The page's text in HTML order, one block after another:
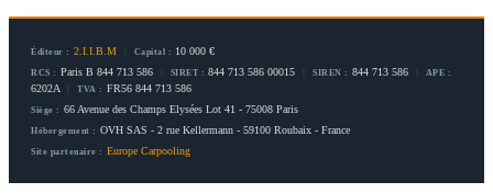
Éditeur : 2.I.I.B.M Capital : 10 000 €
RCS : Paris B 844 713 586 SIRET : 844 713 586 00015 SIREN : 844 713 586 APE :
6202A TVA : FR56 844 713 586
Siège : 66 Avenue des Champs Elysées Lot 41 - 75008 Paris
Hébergement : OVH SAS - 2 rue Kellermann - 59100 Roubaix - France
Site partenaire : Europe Carpooling